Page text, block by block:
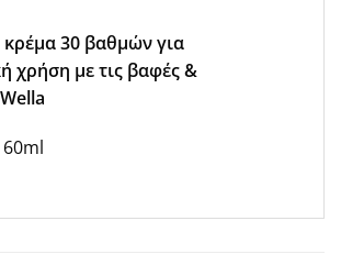
κρέμα 30 βαθμών για
χρήση με τις βαφές &